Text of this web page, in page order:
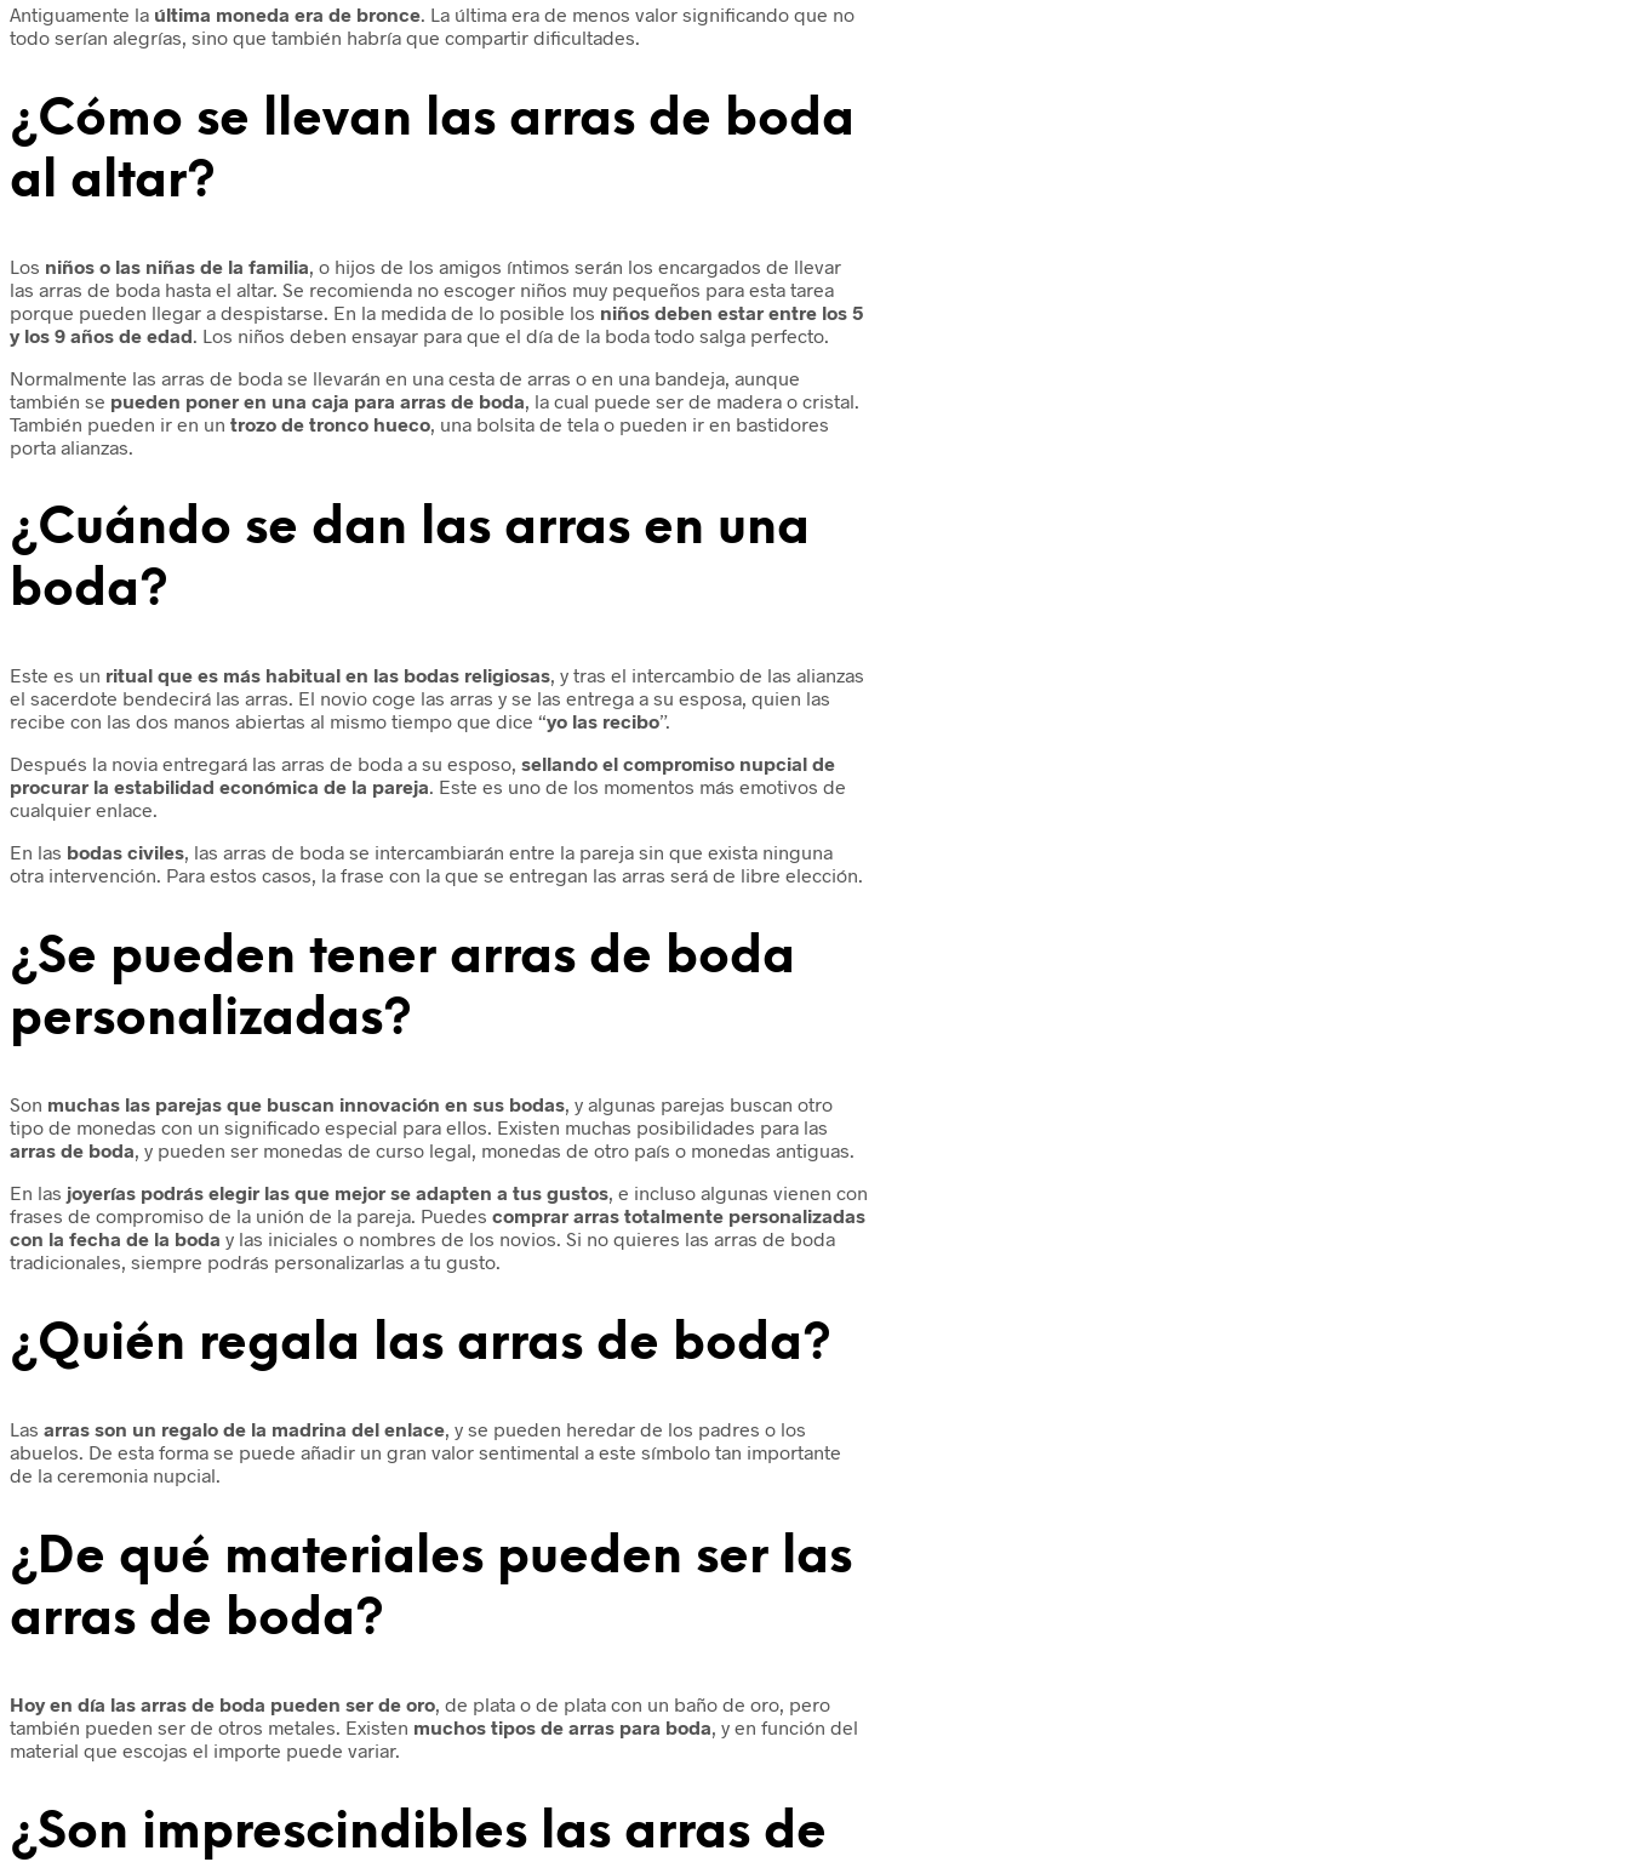
Antiguamente la última moneda era de bronce . La última era de menos valor significando que no
todo serían alegrías, sino que también habría que compartir dificultades.
¿Cómo se llevan las arras de boda
al altar?
Los niños o las niñas de la familia , o hijos de los amigos íntimos serán los encargados de llevar
las arras de boda hasta el altar. Se recomienda no escoger niños muy pequeños para esta tarea
porque pueden llegar a despistarse. En la medida de lo posible los niños deben estar entre los 5
y los 9 años de edad . Los niños deben ensayar para que el día de la boda todo salga perfecto.
Normalmente las arras de boda se llevarán en una cesta de arras o en una bandeja, aunque
también se pueden poner en una caja para arras de boda , la cual puede ser de madera o cristal.
También pueden ir en un trozo de tronco hueco , una bolsita de tela o pueden ir en bastidores
porta alianzas.
¿Cuándo se dan las arras en una
boda?
Este es un ritual que es más habitual en las bodas religiosas, y tras el intercambio de las alianzas
el sacerdote bendecirá las arras. El novio coge las arras y se las entrega a su esposa, quien las
recibe con las dos manos abiertas al mismo tiempo que dice “yo las recibo”.
Después la novia entregará las arras de boda a su esposo, sellando el compromiso nupcial de
procurar la estabilidad económica de la pareja. Este es uno de los momentos más emotivos de
cualquier enlace.
En las bodas civiles, las arras de boda se intercambiarán entre la pareja sin que exista ninguna
otra intervención. Para estos casos, la frase con la que se entregan las arras será de libre elección.
¿Se pueden tener arras de boda
personalizadas?
Son muchas las parejas que buscan innovación en sus bodas, y algunas parejas buscan otro
tipo de monedas con un significado especial para ellos. Existen muchas posibilidades para las
arras de boda, y pueden ser monedas de curso legal, monedas de otro país o monedas antiguas.
En las joyerías podrás elegir las que mejor se adapten a tus gustos, e incluso algunas vienen con
frases de compromiso de la unión de la pareja. Puedes comprar arras totalmente personalizadas
con la fecha de la boda y las iniciales o nombres de los novios. Si no quieres las arras de boda
tradicionales, siempre podrás personalizarlas a tu gusto.
¿Quién regala las arras de boda?
Las arras son un regalo de la madrina del enlace, y se pueden heredar de los padres o los
abuelos. De esta forma se puede añadir un gran valor sentimental a este símbolo tan importante
de la ceremonia nupcial.
¿De qué materiales pueden ser las
arras de boda?
Hoy en día las arras de boda pueden ser de oro, de plata o de plata con un baño de oro, pero
también pueden ser de otros metales. Existen muchos tipos de arras para boda, y en función del
material que escojas el importe puede variar.
¿Son imprescindibles las arras de